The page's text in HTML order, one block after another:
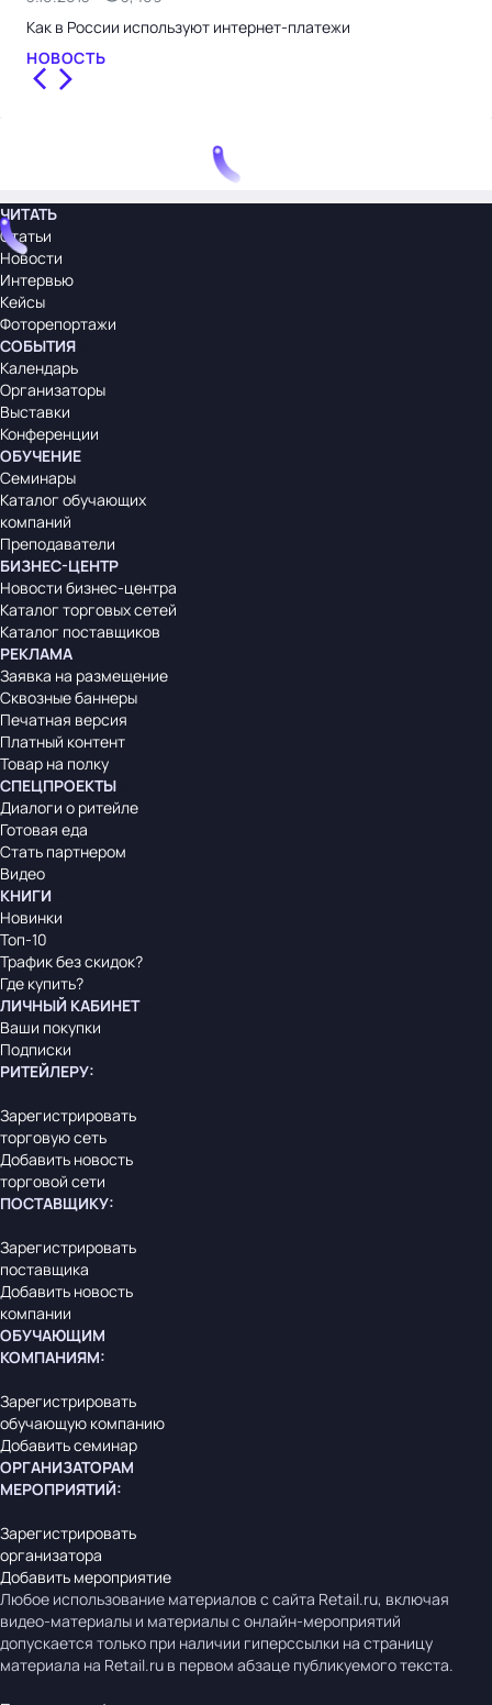
Как в России используют интернет-платежи
НОВОСТЬ
ЧИТАТЬ
Статьи
Новости
Интервью
Кейсы
Фоторепортажи
СОБЫТИЯ
Календарь
Организаторы
Выставки
Конференции
ОБУЧЕНИЕ
Семинары
Каталог обучающих
компаний
Преподаватели
БИЗНЕС-ЦЕНТР
Новости бизнес-центра
Каталог торговых сетей
Каталог поставщиков
РЕКЛАМА
Заявка на размещение
Сквозные баннеры
Печатная версия
Платный контент
Товар на полку
СПЕЦПРОЕКТЫ
Диалоги о ритейле
Готовая еда
Стать партнером
Видео
КНИГИ
Новинки
Топ-10
Трафик без скидок?
Где купить?
ЛИЧНЫЙ КАБИНЕТ
Ваши покупки
Подписки
РИТЕЙЛЕРУ:
Зарегистрировать
торговую сеть
Добавить новость
торговой сети
ПОСТАВЩИКУ:
Зарегистрировать
поставщика
Добавить новость
компании
ОБУЧАЮЩИМ
КОМПАНИЯМ:
Зарегистрировать
обучающую компанию
Добавить семинар
ОРГАНИЗАТОРАМ
МЕРОПРИЯТИЙ:
Зарегистрировать
организатора
Добавить мероприятие
Любое использование материалов с сайта Retail.ru, включая
видео-материалы и материалы с онлайн-мероприятий
допускается только при наличии гиперссылки на страницу
материала на Retail.ru в первом абзаце публикуемого текста.